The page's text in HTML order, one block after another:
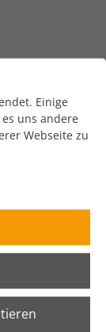
Zeit nehmen,
Einige
uns andere
Webseite zu